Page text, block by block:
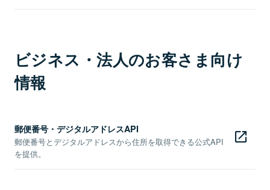
ビジネス・法人のお客さま向け
情報
郵便番号・デジタルアドレスAPI
郵便番号とデジタルアドレスから住所を取得できる公式API
を提供。